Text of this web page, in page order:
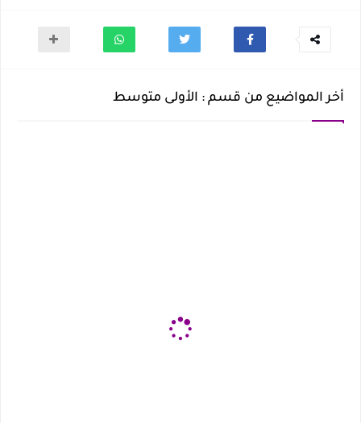
أخر المواضيع من قسم : الأولى متوسط